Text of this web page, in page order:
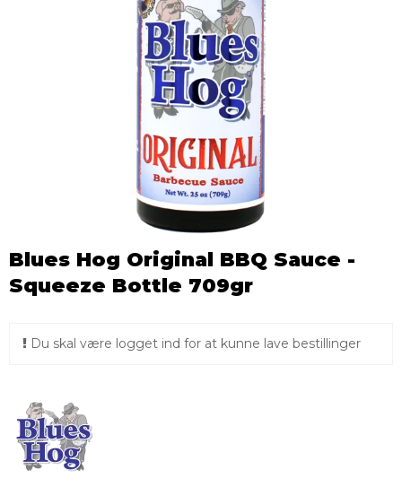
Blues Hog Original BBQ Sauce -
Squeeze Bottle 709gr
Du skal være logget ind for at kunne lave bestillinger